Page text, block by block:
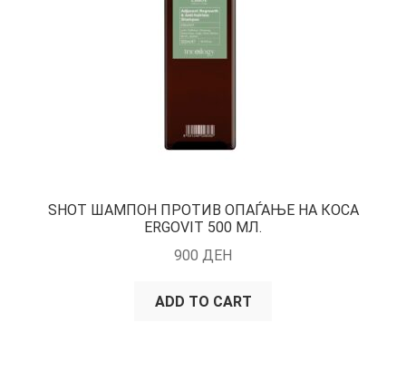
SHOT ШАМПОН ПРОТИВ ОПАЃАЊЕ НА КОСА
ERGOVIT 500 МЛ.
900 ДЕН
ADD TO CART